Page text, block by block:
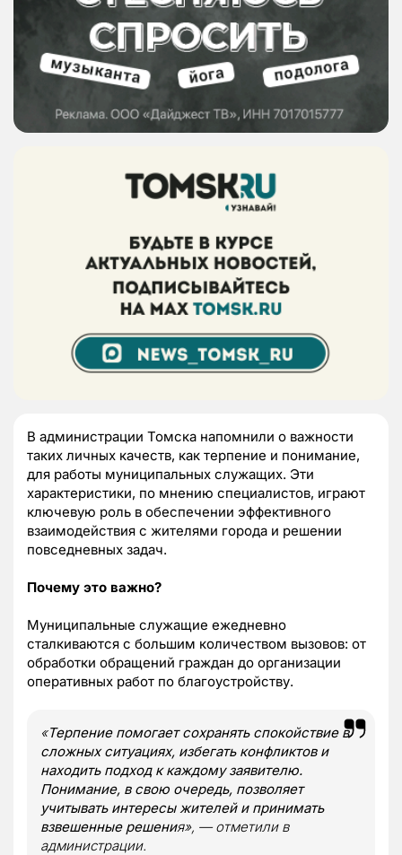
В администрации Томска напомнили о важности
таких личных качеств, как терпение и понимание,
для работы муниципальных служащих. Эти
характеристики, по мнению специалистов, играют
ключевую роль в обеспечении эффективного
взаимодействия с жителями города и решении
повседневных задач.
Почему это важно?
Муниципальные служащие ежедневно
сталкиваются с большим количеством вызовов: от
обработки обращений граждан до организации
оперативных работ по благоустройству.
«Терпение помогает сохранять спокойствие в
сложных ситуациях, избегать конфликтов и
находить подход к каждому заявителю.
Понимание, в свою очередь, позволяет
учитывать интересы жителей и принимать
взвешенные решения», — отметили в
администрации.